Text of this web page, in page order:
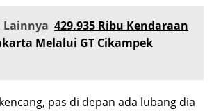
Lainnya 429.935 Ribu Kendaraan
Melalui GT Cikampek
pas di depan ada lubang dia